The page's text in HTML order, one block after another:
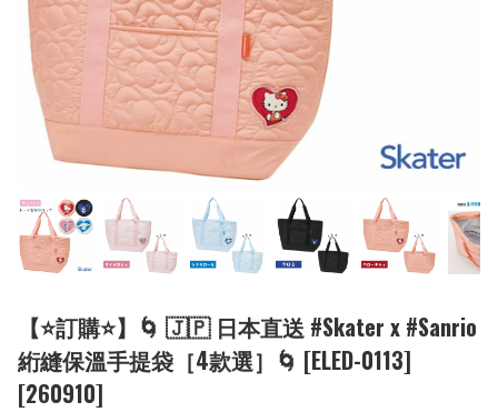
【⭐訂購⭐】🌀 🇯🇵 日本直送 #Skater x #Sanrio
絎縫保溫手提袋［4款選］🌀 [ELED-0113]
[260910]